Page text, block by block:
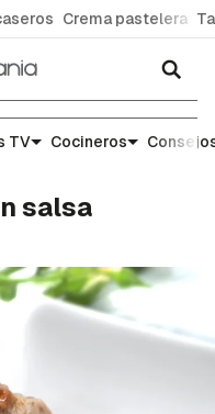
Crema pastelera
TV Cocineros
salsa